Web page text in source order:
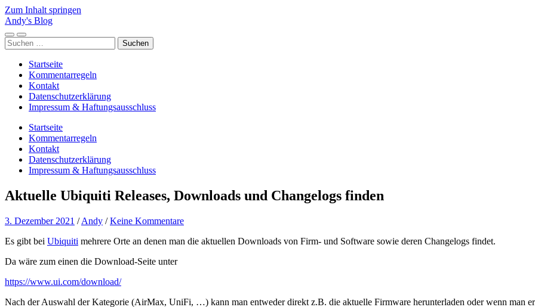
Zum Inhalt springen
Andy's Blog
Mobile-
Menü
Suchfeld
ein-/ausblenden
Suchen
nach:
Startseite
Kommentarregeln
Kontakt
Datenschutzerklärung
Impressum & Haftungsausschluss
Startseite
Kommentarregeln
Kontakt
Datenschutzerklärung
Impressum & Haftungsausschluss
Aktuelle Ubiquiti Releases, Downloads und Changelogs finden
3. Dezember 2021 /Andy /Keine Kommentare
Es gibt bei Ubiquiti mehrere Orte an denen man die aktuellen Downloads von Firm- und Software sowie deren Changelogs findet.
Da wäre zum einen die Download-Seite unter
https://www.ui.com/download/
Nach der Auswahl der Kategorie (AirMax, UniFi, …) kann man entweder direkt z.B. die aktuelle Firmware herunterladen oder wenn man